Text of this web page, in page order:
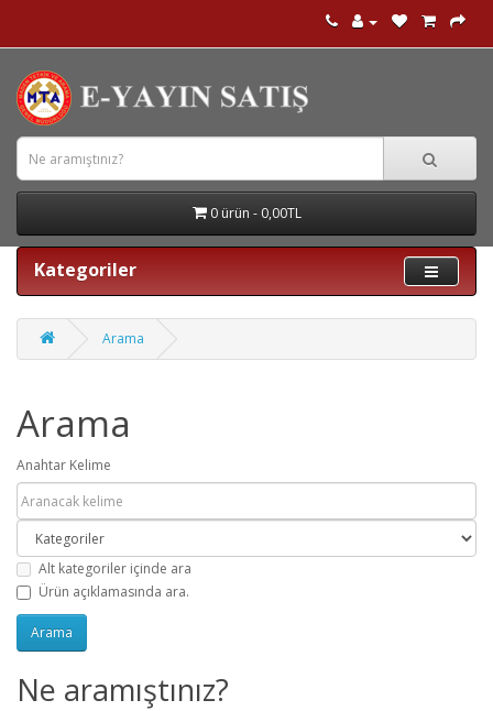
0 ürün - 0,00TL
Kategoriler
Arama
Arama
Anahtar Kelime
Alt kategoriler içinde ara
Ürün açıklamasında ara.
Ne aramıştınız?